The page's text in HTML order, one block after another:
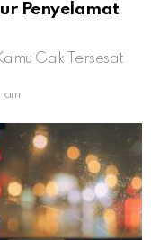
Penyelamat
Gak Tersesat
am